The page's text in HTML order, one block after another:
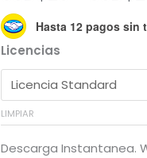
Hasta 12 pagos sin
Licencias
LIMPIAR
Descarga Instantanea.